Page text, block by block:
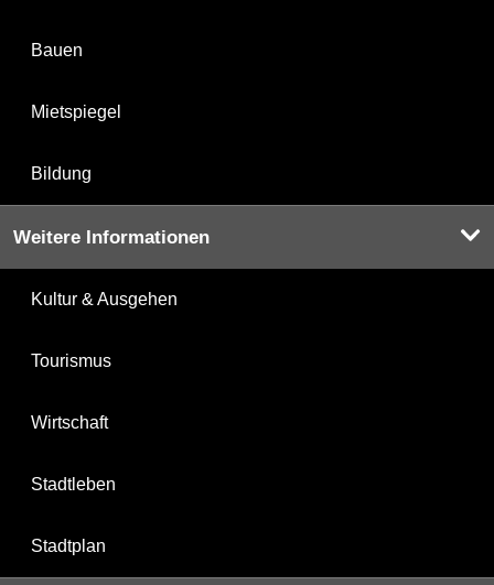
Bauen
Mietspiegel
Bildung
Weitere Informationen
Kultur & Ausgehen
Tourismus
Wirtschaft
Stadtleben
Stadtplan